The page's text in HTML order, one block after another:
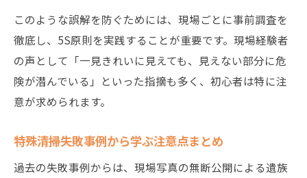
このような誤解を防ぐためには、現場ごとに事前調査を
徹底し、5S原則を実践することが重要です。現場経験者
の声として「一見きれいに見えても、見えない部分に危
険が潜んでいる」といった指摘も多く、初心者は特に注
意が求められます。
特殊清掃失敗事例から学ぶ注意点まとめ
過去の失敗事例からは、現場写真の無断公開による遺族